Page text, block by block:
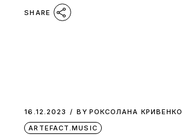
SHARE
16.12.2023 BY РОКСОЛАНА КРИВЕНКО
ARTEFACT.MUSIC